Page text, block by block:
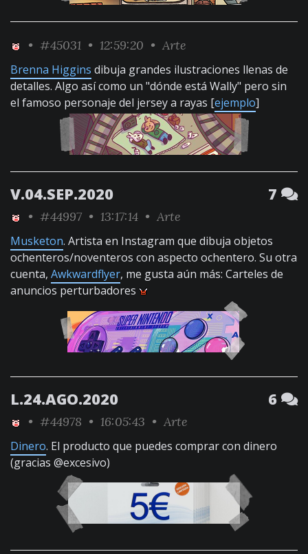
• #45031 • 12:59:20 • Arte
Brenna Higgins dibuja grandes ilustraciones llenas de
detalles. Algo así como un "dónde está Wally" pero sin
el famoso personaje del jersey a rayas [ejemplo]
V.04.SEP.2020 7
• #44997 • 13:17:14 • Arte
Musketon. Artista en Instagram que dibuja objetos
ochenteros/noventeros con aspecto ochentero. Su otra
cuenta, Awkwardflyer, me gusta aún más: Carteles de
anuncios perturbadores
L.24.AGO.2020 6
• #44978 • 16:05:43 • Arte
Dinero. El producto que puedes comprar con dinero
(gracias @excesivo)